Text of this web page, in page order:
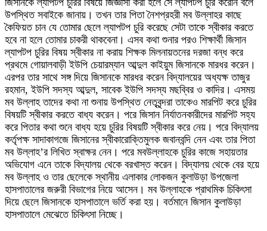
জিসানকে ল্যাপটপ চুরির বিষয়ে জিজ্ঞাসা করা হলে সে ল্যাপটপ চুরি করেনি বলে
উপস্থিত সবাইকে জানায়। তখন তার পিতা নৈশপ্রহরী মব উল্লাহর কাছে
কৈফিয়ত চান যে তোমার ছেলে ল্যাপটপ চুরি করেছে সেটা তাকে স্বীকার করতে
হবে না হলে তোমার চাকরী থাকবেনা। এসব কথা শুনার পরও শিক্ষার্থী জিসান
ল্যাপটপ চুরির বিষয় স্বীকার না করায় শিক্ষক মিলনায়তনের দরজা বন্ধ করে
প্রথমে গোয়ালবাড়ী ইউপি চেয়ারম্যান আব্দুল কাইয়ুম জিসানকে মারধর করেন।
এরপর তার সাথে সঙ্গ দিয়ে জিসানকে মারধর করেন বিদ্যালয়ের অধ্যক্ষ তাজুর
রহমান, ইউপি সদস্য আব্দুল, সাবেক ইউপি সদস্য মছব্বির ও কাদির। এসময়
মব উল্লাহ তাদের কথা না শুনায় উপস্থিত নেতৃবৃন্দরা তাকেও মারপিট করে চুরির
বিষয়টি স্বীকার করতে বাধ্য করেন। পরে জিসান নির্যাতনকারীদের মারপিট সহ্য
করে পিতার কথা শুনে বাধ্য হয়ে চুরির বিষয়টি স্বীকার করে নেয়। পরে বিদ্যালয়
কর্তৃপক্ষ সাদাকাগজে জিসানের স্বীকারোক্তিমুলক জবানবন্দি নেন এবং তার পিতা
মব উল্লাহ’র লিখিত স্বাক্ষর নেন। পরে মবউল্লাহকে চুরির কাজে সহায়তার
অভিযোগ এনে তাকে বিদ্যালয় থেকে বরখাস্ত করেন। বিদ্যালয় থেকে বের হয়ে
মব উল্লাহ ও তার ছেলেকে স্থানীয় এলাকার লোকজন কুলাউড়া উপজেলা
হাসপাতালের জরুরী বিভাগের নিয়ে আসেন। মব উল্লাহকে প্রাথমিক চিকিৎসা
দিয়ে ছেলে জিসানকে হাসপাতালে ভর্তি করা হয়। বর্তমানে জিসান কুলাউড়া
হাসপাতালে মেঝেতে চিকিৎসা নিচ্ছে।